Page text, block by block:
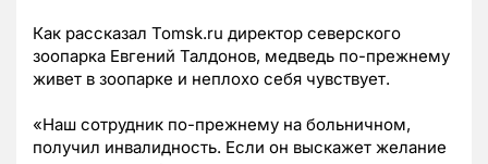
Как рассказал Tomsk.ru директор северского
зоопарка Евгений Талдонов, медведь по-прежнему
живет в зоопарке и неплохо себя чувствует.
«Наш сотрудник по-прежнему на больничном,
получил инвалидность. Если он выскажет желание